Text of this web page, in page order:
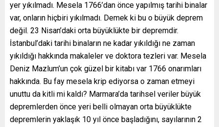
yer yıkılmadı. Mesela 1766’dan önce yapılmış tarihi binalar
var, onların hiçbiri yıkılmadı. Demek ki bu o büyük deprem
değil. 23 Nisan’daki orta büyüklükte bir depremdir.
İstanbul’daki tarihi binaların ne kadar yıkıldığı ne zaman
yıkıldığı hakkında makaleler ve doktora tezleri var. Mesela
Deniz Mazlum’un çok güzel bir kitabı var 1766 onarımları
hakkında. Bu fay mesela krip ediyorsa o zaman etmeyi
unuttu da kitli mi kaldı? Marmara’da tarihsel veriler büyük
depremlerden önce yeri belli olmayan orta büyüklükte
depremlerin yaklaşık 10 yıl önce başladığını, sayılarının 2